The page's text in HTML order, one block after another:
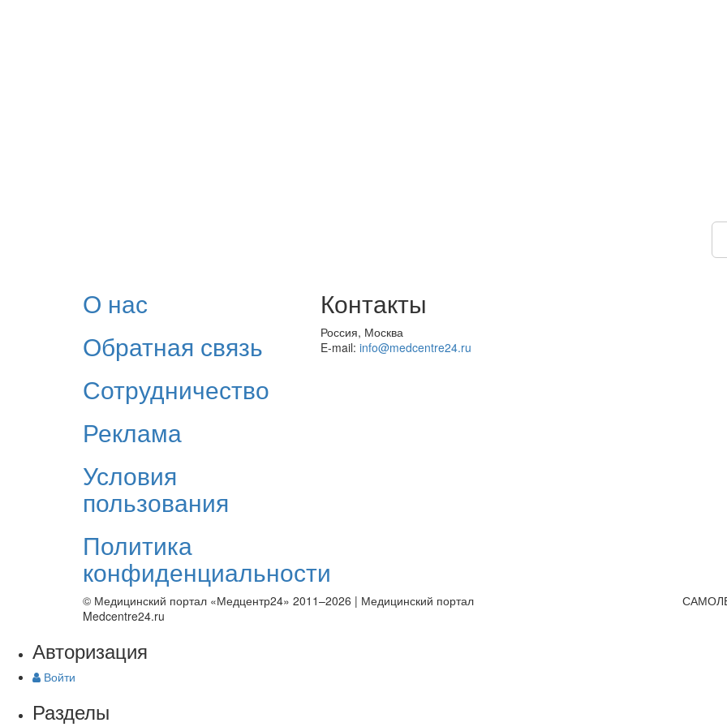
О нас
Обратная связь
Сотрудничество
Реклама
Условия
пользования
Политика
конфиденциальности
Контакты
Россия, Москва
E-mail: info@medcentre24.ru
© Медицинский портал «Медцентр24» 2011–2026 | Медицинский портал
Medcentre24.ru
Авторизация
Войти
Разделы